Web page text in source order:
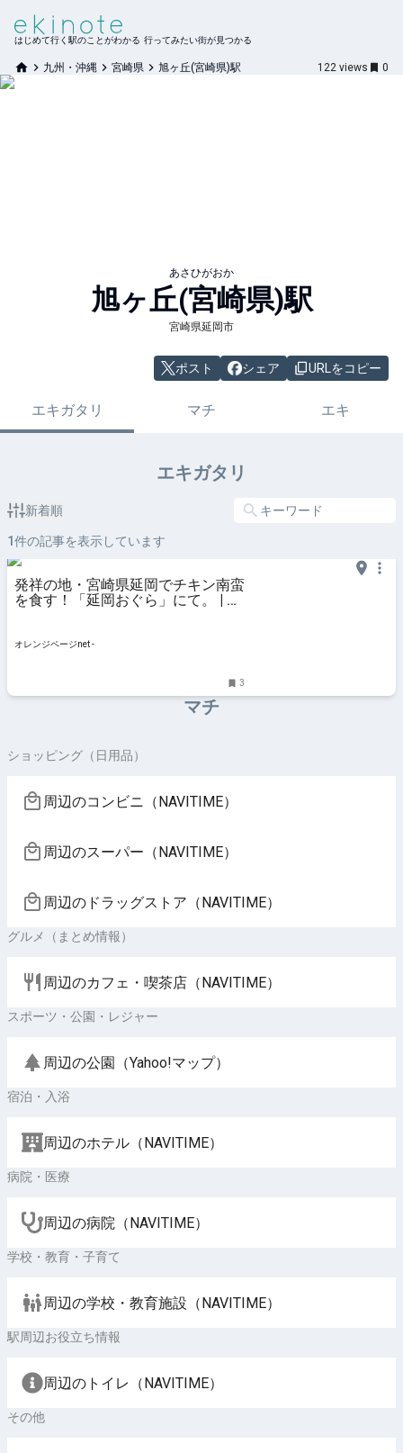
はじめて行く駅のことがわかる 行ってみたい街が見つかる
九州・沖縄 宮崎県 旭ヶ丘(宮崎県)駅 122 views 0
あさひがおか
旭ヶ丘(宮崎県)駅
宮崎県延岡市
ポスト シェア URLをコピー
エキガタリ マチ エキ
エキガタリ
新着順
1件の記事を表示しています
発祥の地・宮崎県延岡でチキン南蛮
を食す！「延岡おぐら」にて。 | お
オレンジページnet -
3
マチ
ショッピング（日用品）
周辺のコンビニ（NAVITIME）
周辺のスーパー（NAVITIME）
周辺のドラッグストア（NAVITIME）
グルメ（まとめ情報）
周辺のカフェ・喫茶店（NAVITIME）
スポーツ・公園・レジャー
周辺の公園（Yahoo!マップ）
宿泊・入浴
周辺のホテル（NAVITIME）
病院・医療
周辺の病院（NAVITIME）
学校・教育・子育て
周辺の学校・教育施設（NAVITIME）
駅周辺お役立ち情報
周辺のトイレ（NAVITIME）
その他